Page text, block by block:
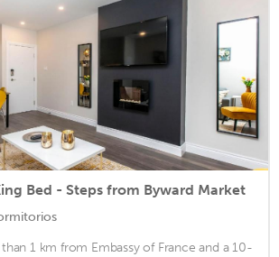
Bed - Steps from Byward Market
1 km from Embassy of France and a 10-